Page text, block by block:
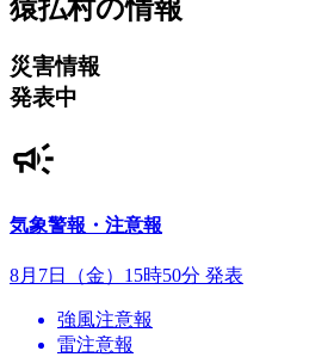
猿払村の情報
災害情報
発表中
気象警報・注意報
8月7日（金）15時50分 発表
強風注意報
雷注意報